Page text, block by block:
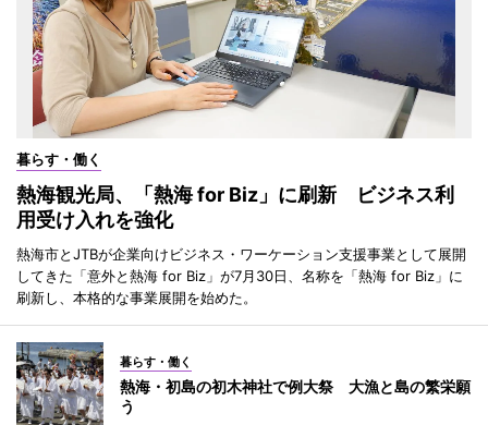
暮らす・働く
熱海観光局、「熱海 for Biz」に刷新 ビジネス利
用受け入れを強化
熱海市とJTBが企業向けビジネス・ワーケーション支援事業として展開
してきた「意外と熱海 for Biz」が7月30日、名称を「熱海 for Biz」に
刷新し、本格的な事業展開を始めた。
暮らす・働く
熱海・初島の初木神社で例大祭 大漁と島の繁栄願
う